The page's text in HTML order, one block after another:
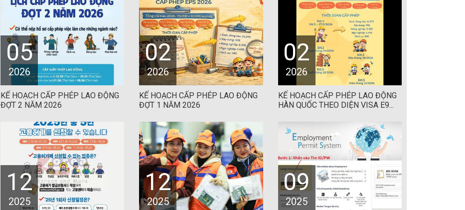
05
2026
KẾ HOẠCH CẤP PHÉP LAO ĐỘNG
ĐỢT 2 NĂM 2026
02
2026
KẾ HOẠCH CẤP PHÉP LAO ĐỘNG
ĐỢT 1 NĂM 2026
02
2026
KẾ HOẠCH CẤP PHÉP LAO ĐỘNG
HÀN QUỐC THEO DIỆN VISA E9...
12
2025
12
2025
09
2025